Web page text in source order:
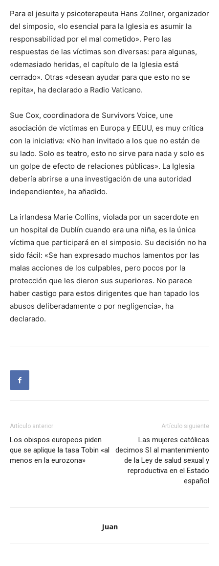
Para el jesuita y psicoterapeuta Hans Zollner, organizador
del simposio, «lo esencial para la Iglesia es asumir la
responsabilidad por el mal cometido». Pero las
respuestas de las víctimas son diversas: para algunas,
«demasiado heridas, el capítulo de la Iglesia está
cerrado». Otras «desean ayudar para que esto no se
repita», ha declarado a Radio Vaticano.
Sue Cox, coordinadora de Survivors Voice, une
asociación de víctimas en Europa y EEUU, es muy crítica
con la iniciativa: «No han invitado a los que no están de
su lado. Solo es teatro, esto no sirve para nada y solo es
un golpe de efecto de relaciones públicas». La Iglesia
debería abrirse a una investigación de una autoridad
independiente», ha añadido.
La irlandesa Marie Collins, violada por un sacerdote en
un hospital de Dublín cuando era una niña, es la única
víctima que participará en el simposio. Su decisión no ha
sido fácil: «Se han expresado muchos lamentos por las
malas acciones de los culpables, pero pocos por la
protección que les dieron sus superiores. No parece
haber castigo para estos dirigentes que han tapado los
abusos deliberadamente o por negligencia», ha
declarado.
Artículo anterior
Los obispos europeos piden
que se aplique la tasa Tobin «al
menos en la eurozona»
Artículo siguiente
Las mujeres católicas
decimos SI al mantenimiento
de la Ley de salud sexual y
reproductiva en el Estado
español
Juan